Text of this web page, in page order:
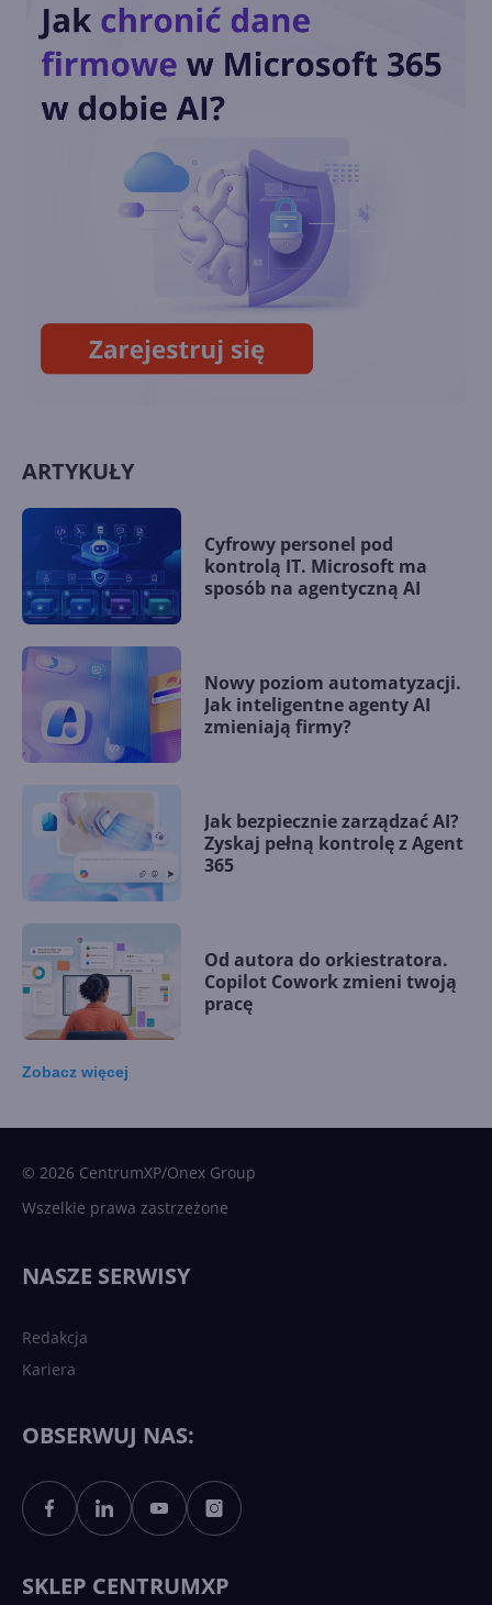
jest i kiedy przejmie stery?
Nokia opuszcza tegoroczny
poprowadzi oddzielne
wydarzenia
Wiemy już, jakie smartfony
pokaże Nokia na MWC 2020
ARTYKUŁY
Cyfrowy personel pod
kontrolą IT. Microsoft ma
sposób na agentyczną AI
Nowy poziom automatyzacji.
Jak inteligentne agenty AI
zmieniają firmy?
Jak bezpiecznie zarządzać AI?
Zyskaj pełną kontrolę z Agent
365
Od autora do orkiestratora.
Copilot Cowork zmieni twoją
pracę
Sztuczna inteligencja po
polsku. Dość barier
Zobacz więcej
© 2026 CentrumXP/Onex Group
Wszelkie prawa zastrzeżone
NASZE SERWISY
Redakcja
Kariera
OBSERWUJ NAS:
SKLEP CENTRUMXP